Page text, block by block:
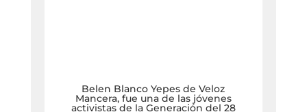
Belen Blanco Yepes de Veloz
Mancera, fue una de las jóvenes
activistas de la Generación del 28